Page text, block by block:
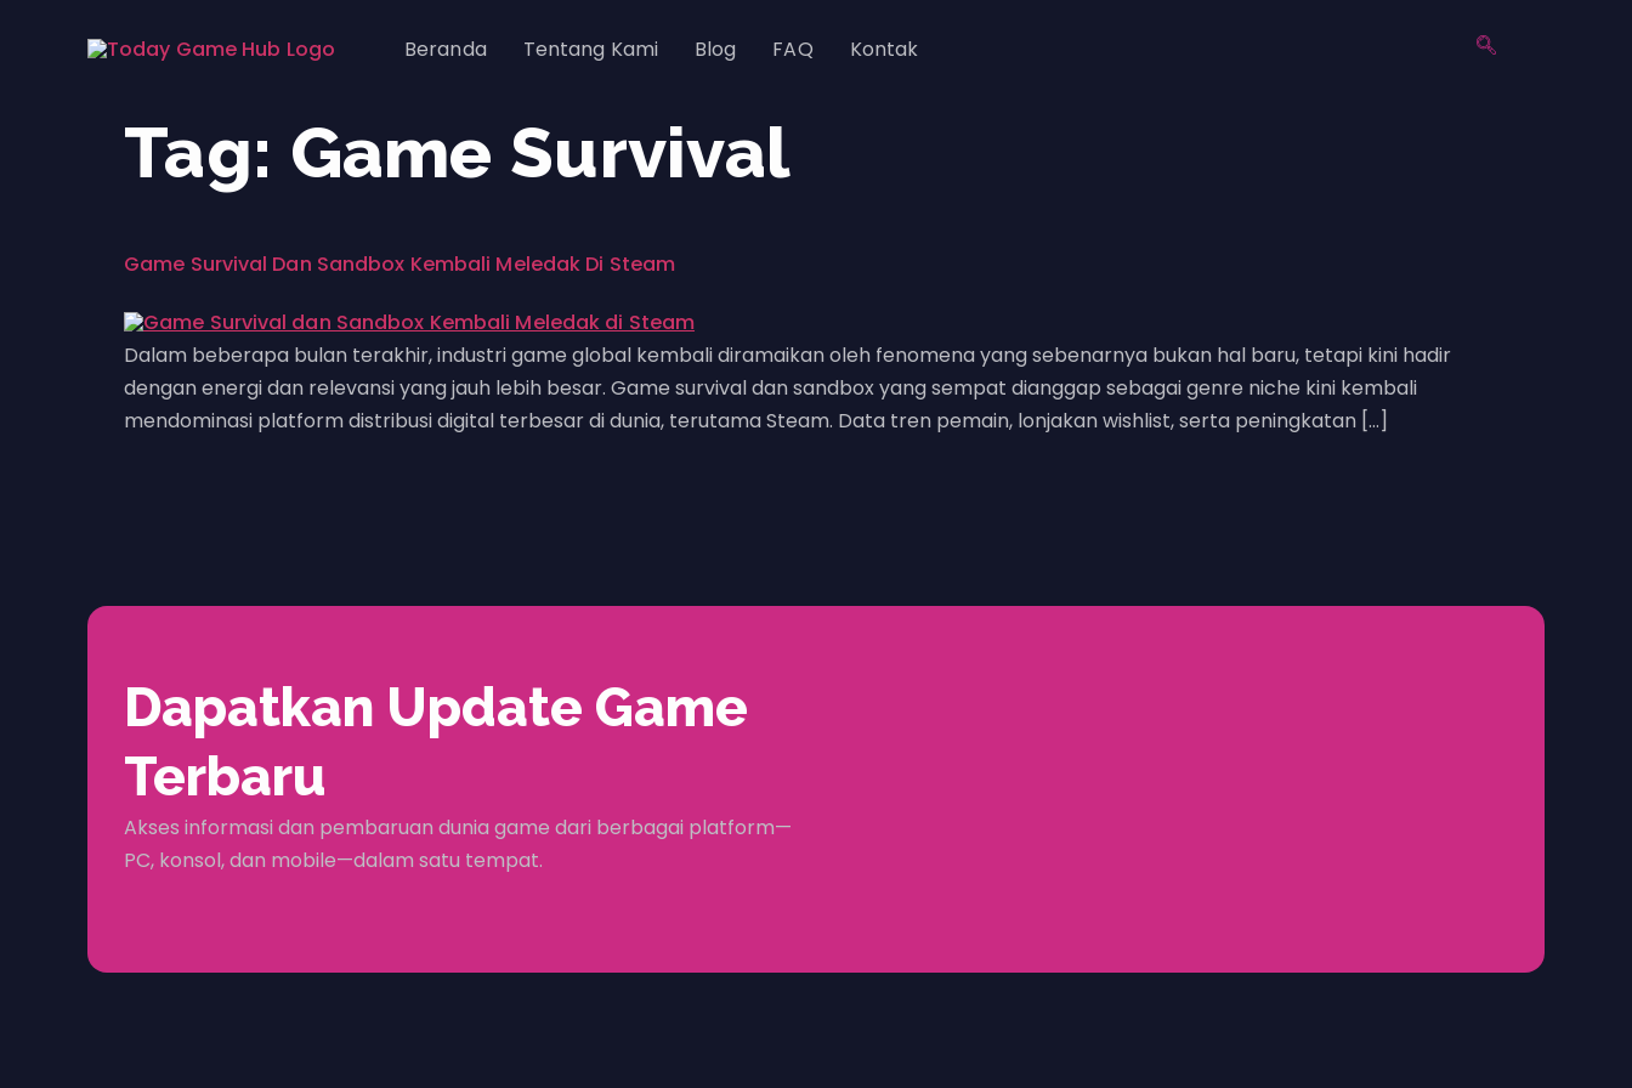
Beranda Tentang Kami Blog FAQ Kontak
Tag: Game Survival
Game Survival Dan Sandbox Kembali Meledak Di Steam
Dalam beberapa bulan terakhir, industri game global kembali diramaikan oleh fenomena yang sebenarnya bukan hal baru, tetapi kini hadir
dengan energi dan relevansi yang jauh lebih besar. Game survival dan sandbox yang sempat dianggap sebagai genre niche kini kembali
mendominasi platform distribusi digital terbesar di dunia, terutama Steam. Data tren pemain, lonjakan wishlist, serta peningkatan […]
Dapatkan Update Game
Terbaru
Akses informasi dan pembaruan dunia game dari berbagai platform—
PC, konsol, dan mobile—dalam satu tempat.